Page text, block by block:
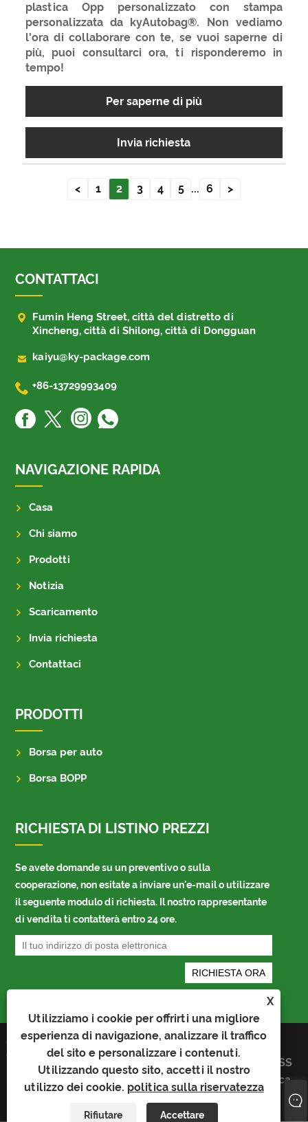
plastica Opp personalizzato con stampa
personalizzata da kyAutobag®. Non vediamo
l'ora di collaborare con te, se vuoi saperne di
più, puoi consultarci ora, ti risponderemo in
tempo!
Per saperne di più
Invia richiesta
< 1 2 3 4 5 ... 6 >
X
Utilizziamo i cookie per offrirti una migliore
esperienza di navigazione, analizzare il traffico
del sito e personalizzare i contenuti.
Utilizzando questo sito, accetti il ​​nostro
utilizzo dei cookie. politica sulla riservatezza
Rifiutare Accettare
CONTATTACI

Fumin Heng Street, città del distretto di
Xincheng, città di Shilong, città di Dongguan
 kaiyu@ky-package.com
 +86-13729993409
NAVIGAZIONE RAPIDA
Casa
Chi siamo
Prodotti
Notizia
Scaricamento
Invia richiesta
Contattaci
PRODOTTI
Borsa per auto
Borsa BOPP
RICHIESTA DI LISTINO PREZZI
Se avete domande su un preventivo o sulla
cooperazione, non esitate a inviare un'e-mail o utilizzare
il seguente modulo di richiesta. Il nostro rappresentante
di vendita ti contatterà entro 24 ore.
Copyright © 2023 Kaiyu Package Industry
Co.,Limited - Borsa per auto, borsa Bopp,
borsa per imballaggio automatico - Tutti
i diritti riservati
Links
Sitemap
RSS
XML
politica
sulla